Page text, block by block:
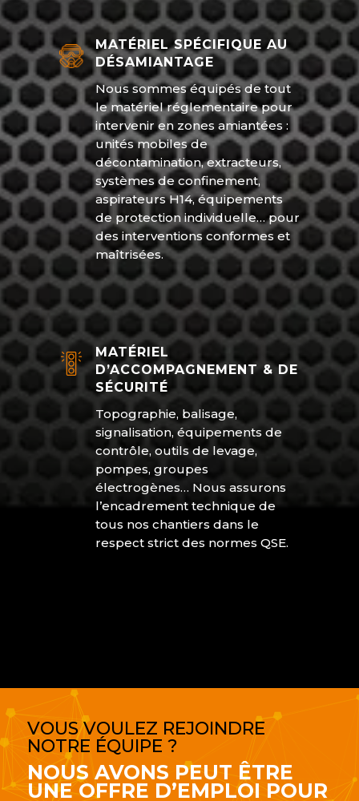
MATÉRIEL SPÉCIFIQUE AU
DÉSAMIANTAGE
Nous sommes équipés de tout
le matériel réglementaire pour
intervenir en zones amiantées :
unités mobiles de
décontamination, extracteurs,
systèmes de confinement,
aspirateurs H14, équipements
de protection individuelle… pour
des interventions conformes et
maîtrisées.
MATÉRIEL
D’ACCOMPAGNEMENT & DE
SÉCURITÉ
Topographie, balisage,
signalisation, équipements de
contrôle, outils de levage,
pompes, groupes
électrogènes… Nous assurons
l’encadrement technique de
tous nos chantiers dans le
respect strict des normes QSE.
VOUS VOULEZ REJOINDRE
NOTRE ÉQUIPE ?
NOUS AVONS PEUT ÊTRE
UNE OFFRE D’EMPLOI POUR